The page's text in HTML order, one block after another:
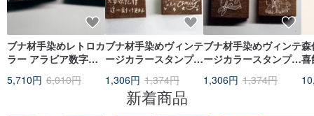
ブナ材手染めレトロカ
ラー アラビア数字ス
り
5,710円 6,010円
ブナ材手染めヴィンテ
ージカラースタンプ
1,306円 1,374円
ブナ材手染めヴィンテ
ージカラースタンプ
1,306円 1,374円
喜
新着商品